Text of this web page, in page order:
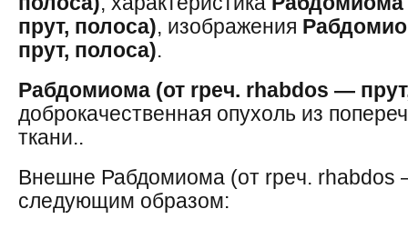
прут, полоса), изображения
прут, полоса).
Рабдомиома (от rpeч. rhabdos —
доброкачественная опухоль из
ткани..
Внешне Рабдомиома (от rpeч. rhabdos
следующим образом: